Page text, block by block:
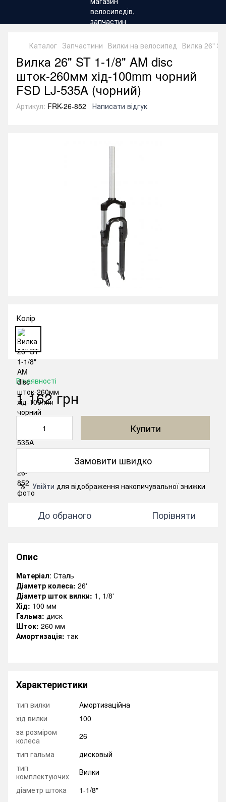
Каталог Запчастини Вилки на велосипед Вилка 26"
Вилка 26" ST 1-1/8" AM disc
шток-260мм хід-100mm чорний
FSD LJ-535A (чорний)
Артикул: FRK-26-852 Написати відгук
Колір
В наявності
1 162 грн
Купити
Замовити швидко
% Увійти для відображення накопичувальної знижки
До обраного Порівняти
Опис
Матеріал: Сталь
Діаметр колеса: 26'
Діаметр шток вилки: 1, 1/8'
Хід: 100 мм
Гальма: диск
Шток: 260 мм
Амортизація: так
Характеристики
тип вилки
Амортизаційна
хід вилки
100
за розміром
колеса
26
тип гальма
дисковый
тип
комплектуючих
Вилки
діаметр штока
1-1/8"